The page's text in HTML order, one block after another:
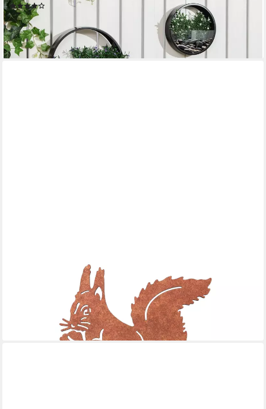
37,90 €
-38%
lieferbar - in 2-3 Werktagen bei dir
Gartenfigur Gartenstecker in Rost & Silber Rost Deko für
Garten, Balkon & Terrasse
lieferbar - in 3-4 Werktagen bei dir
+10